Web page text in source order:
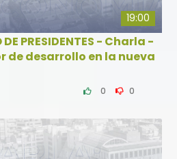
19:00
DE PRESIDENTES - Charla -
de desarrollo en la nueva
0 0